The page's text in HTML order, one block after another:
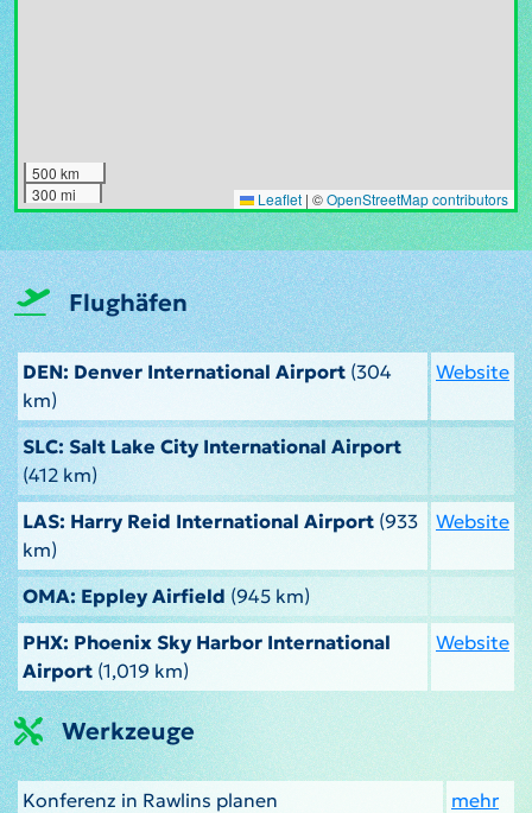
500 km
300 mi
Leaflet | ©OpenStreetMap contributors
Flughäfen
DEN: Denver International Airport (304
km)
Website
SLC: Salt Lake City International Airport
(412 km)
LAS: Harry Reid International Airport (933
km)
Website
OMA: Eppley Airfield(945 km)
PHX: Phoenix Sky Harbor International
Airport (1,019 km)
Website
Werkzeuge
Konferenz in Rawlins planen
mehr